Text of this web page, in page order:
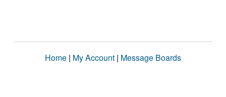
Home | My Account | Message Boards